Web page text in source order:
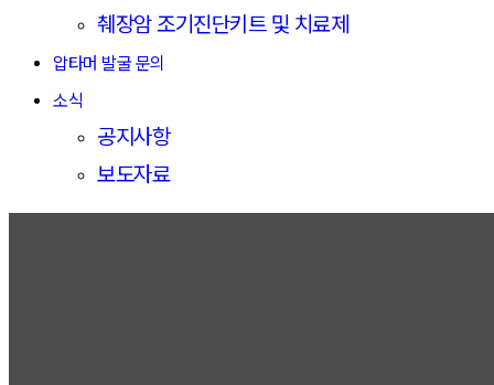
췌장암 조기진단키트 및 치료제
압타머 발굴 문의
소식
공지사항
보도자료